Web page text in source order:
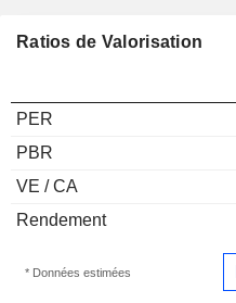
Ratios de Valorisation
PER
PBR
VE / CA
Rendement
* Données estimées